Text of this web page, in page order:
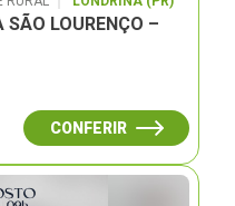
SÃO LOURENÇO –
CONFERIR